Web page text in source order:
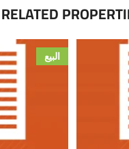
RELATED
البيع